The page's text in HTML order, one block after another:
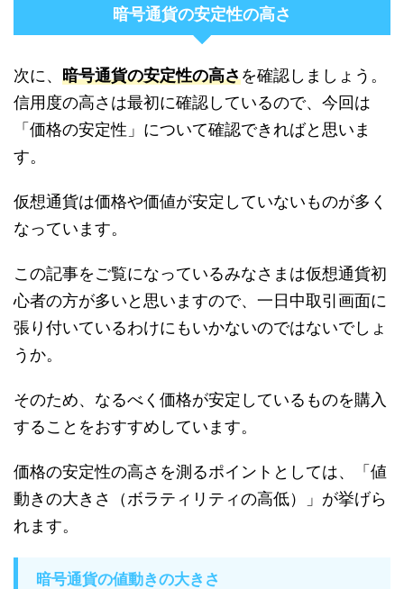
暗号通貨の安定性の高さ
次に、 暗号通貨の安定性の高さを確認しましょう。
信用度の高さは最初に確認しているので、今回は
「価格の安定性」について確認できればと思いま
す。
仮想通貨は価格や価値が安定していないものが多く
なっています。
この記事をご覧になっているみなさまは仮想通貨初
心者の方が多いと思いますので、一日中取引画面に
張り付いているわけにもいかないのではないでしょ
うか。
そのため、なるべく価格が安定しているものを購入
することをおすすめしています。
価格の安定性の高さを測るポイントとしては、「値
動きの大きさ（ボラティリティの高低）」が挙げら
れます。
暗号通貨の値動きの大きさ